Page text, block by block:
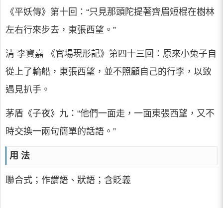
《平妖傳》第十回：“只見那頭陀提著齊眉短棍在樹林
左右行來步去，東張西望。”
清 李寶嘉 《官場現形記》第四十三回：原來小兔子自
從上了輪船，東張西望，並不照顧自己的行李，以致
遇見扒手。
茅盾《子夜》九：“他們一面走，一面東張西望，又不
時交換一兩句簡單的話語。”
用 法
聯合式；作謂語、狀語；含貶義